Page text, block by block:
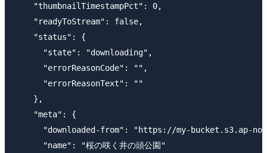
    "thumbnailTimestampPct": 0,
    "readyToStream": false,
    "status": {
      "state": "downloading",
      "errorReasonCode": "",
      "errorReasonText": ""
    },
    "meta": {
"downloaded-from": "https://my-bucket.s3.ap-
      "name": "桜の咲く井の頭公園"